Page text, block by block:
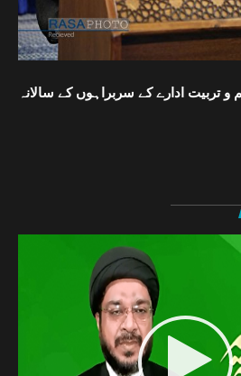
و تربیت ادارے کے سربراہوں کے سالانہ